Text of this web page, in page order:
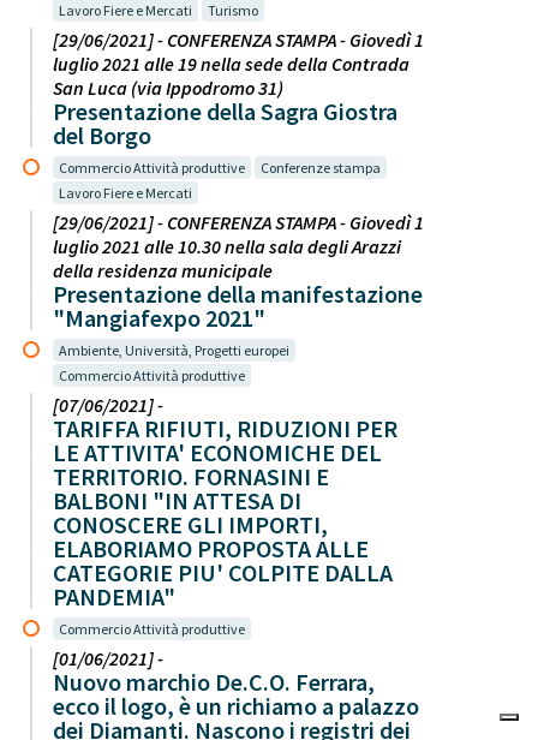
Lavoro Fiere e Mercati
Turismo
[29/06/2021] - CONFERENZA STAMPA - Giovedì 1
luglio 2021 alle 19 nella sede della Contrada
San Luca (via Ippodromo 31)
Presentazione della Sagra Giostra
del Borgo
Commercio Attività produttive
Conferenze stampa
Lavoro Fiere e Mercati
[29/06/2021] - CONFERENZA STAMPA - Giovedì 1
luglio 2021 alle 10.30 nella sala degli Arazzi
della residenza municipale
Presentazione della manifestazione
"Mangiafexpo 2021"
Ambiente, Università, Progetti europei
Commercio Attività produttive
[07/06/2021] -
TARIFFA RIFIUTI, RIDUZIONI PER
LE ATTIVITA' ECONOMICHE DEL
TERRITORIO. FORNASINI E
BALBONI "IN ATTESA DI
CONOSCERE GLI IMPORTI,
ELABORIAMO PROPOSTA ALLE
CATEGORIE PIU' COLPITE DALLA
PANDEMIA"
Commercio Attività produttive
[01/06/2021] -
Nuovo marchio De.C.O. Ferrara,
ecco il logo, è un richiamo a palazzo
dei Diamanti. Nascono i registri dei